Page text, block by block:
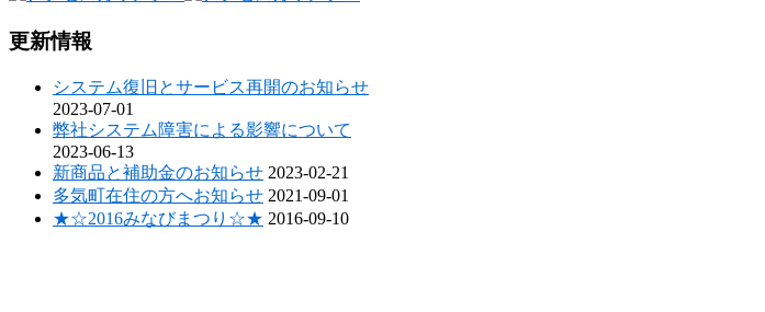
更新情報
システム復旧とサービス再開のお知らせ
2023-07-01
弊社システム障害による影響について
2023-06-13
新商品と補助金のお知らせ 2023-02-21
多気町在住の方へお知らせ 2021-09-01
★☆2016みなびまつり☆★ 2016-09-10